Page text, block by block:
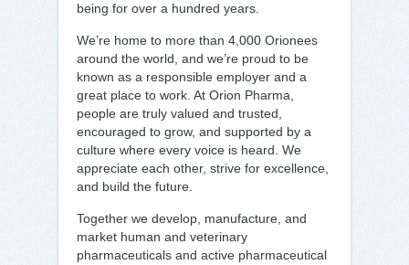
being for over a hundred years.
We’re home to more than 4,000 Orionees
around the world, and we’re proud to be
known as a responsible employer and a
great place to work. At Orion Pharma,
people are truly valued and trusted,
encouraged to grow, and supported by a
culture where every voice is heard. We
appreciate each other, strive for excellence,
and build the future.
Together we develop, manufacture, and
market human and veterinary
pharmaceuticals and active pharmaceutical